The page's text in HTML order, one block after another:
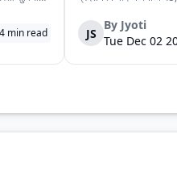
में
4 min read
21% सालाना वृद्धि दर्शाती
परिवहन तथा छोटे ऑपरेटरों में
JS
By Jyoti
Tue Dec 02